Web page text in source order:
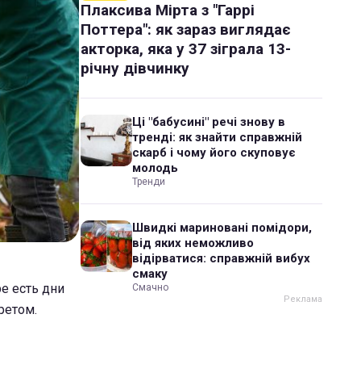
есть дни
Плаксива Мірта з "Гаррі
Поттера": як зараз виглядає
акторка, яка у 37 зіграла 13-
річну дівчинку
Ці "бабусині" речі знову в
тренді: як знайти справжній
скарб і чому його скуповує
молодь
Тренди
Швидкі мариновані помідори,
від яких неможливо
відірватися: справжній вибух
смаку
Смачно